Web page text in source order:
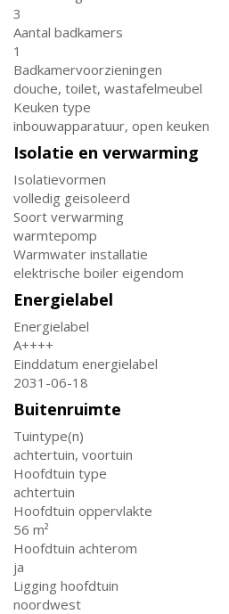
3
Aantal badkamers
1
Badkamervoorzieningen
douche, toilet, wastafelmeubel
Keuken type
inbouwapparatuur, open keuken
Isolatie en verwarming
Isolatievormen
volledig geisoleerd
Soort verwarming
warmtepomp
Warmwater installatie
elektrische boiler eigendom
Energielabel
Energielabel
A++++
Einddatum energielabel
2031-06-18
Buitenruimte
Tuintype(n)
achtertuin, voortuin
Hoofdtuin type
achtertuin
Hoofdtuin oppervlakte
56 m²
Hoofdtuin achterom
ja
Ligging hoofdtuin
noordwest